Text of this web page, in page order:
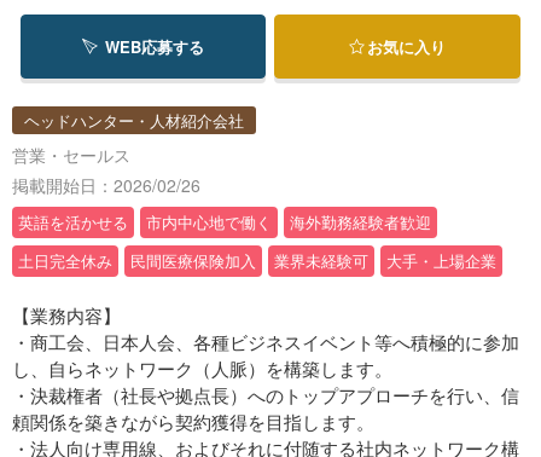
WEB応募する お気に入り
ヘッドハンター・人材紹介会社
営業・セールス
掲載開始日：2026/02/26
英語を活かせる 市内中心地で働く
海外勤務経験者歓迎
土日完全休み
民間医療保険加入 業界未経験可 大手・上場企業
【業務内容】
・商工会、日本人会、各種ビジネスイベント等へ積極的に参加
し、自らネットワーク（人脈）を構築します。
・決裁権者（社長や拠点長）へのトップアプローチを行い、信
頼関係を築きながら契約獲得を目指します。
・法人向け専用線、およびそれに付随する社内ネットワーク構